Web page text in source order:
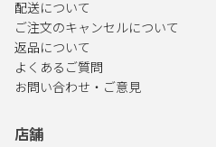
配送について
ご注文のキャンセルについて
返品について
よくあるご質問
お問い合わせ・ご意見
店舗